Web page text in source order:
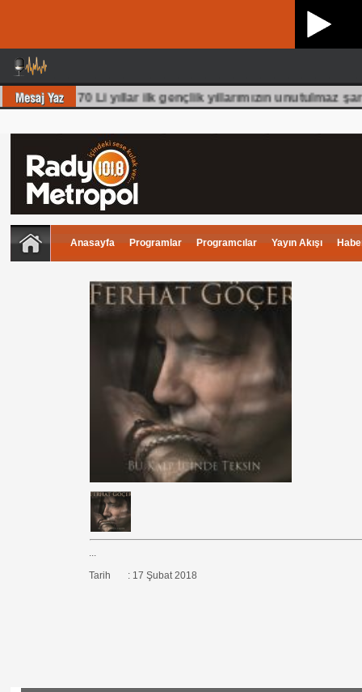
olmuş 70 Li yıllar ilk gençlik yıllarımızın unutulmaz
Anasayfa Programlar Programcılar Yayın Akışı
...
Tarih : 17 Şubat 2018